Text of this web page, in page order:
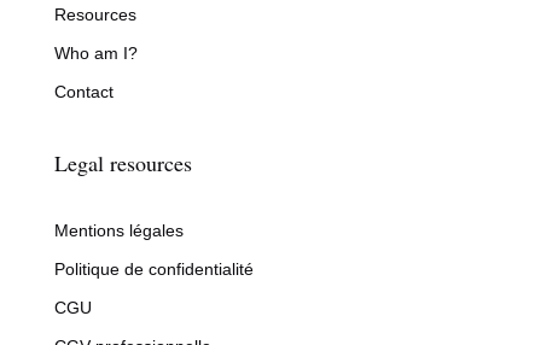
Resources
Who am I?
Contact
Legal resources
Mentions légales
Politique de confidentialité
CGU